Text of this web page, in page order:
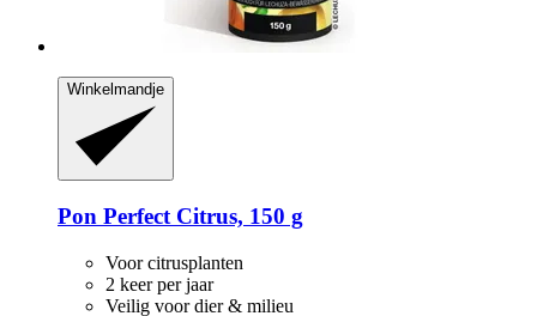
Winkelmandje
Pon Perfect Citrus, 150 g
Voor citrusplanten
2 keer per jaar
Veilig voor dier & milieu